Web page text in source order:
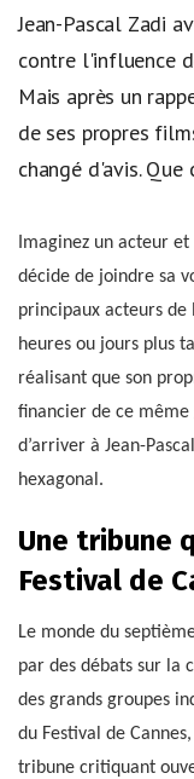
Jean-Pascal Zadi
contre l'influence
Mais après un
de ses propres
changé d'avis.
Imaginez un acteur
décide de joindre sa
principaux acteurs de
heures ou jours plus
réalisant que son
financier de ce même
d’arriver à Jean-
hexagonal.
Une tribune
Festival de
Le monde du
par des débats sur la
des grands groupes
du Festival de
tribune critiquant